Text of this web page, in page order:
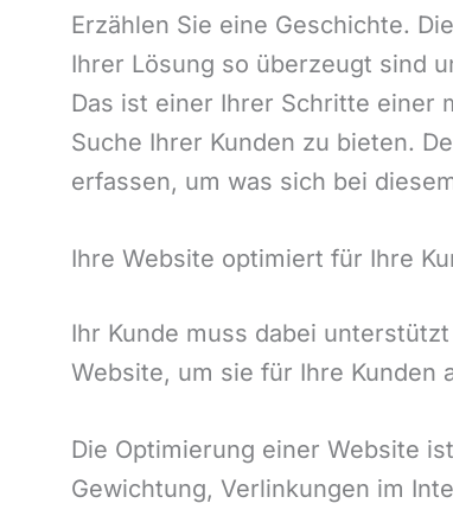
Erzählen Sie eine Geschichte.
Ihrer Lösung so überzeugt sind
Das ist einer Ihrer Schritte einer
Suche Ihrer Kunden zu bieten.
erfassen, um was sich bei
Ihre Website optimiert für Ihre
Ihr Kunde muss dabei
Website, um sie für Ihre Kunden
Die Optimierung einer Website
Gewichtung, Verlinkungen im